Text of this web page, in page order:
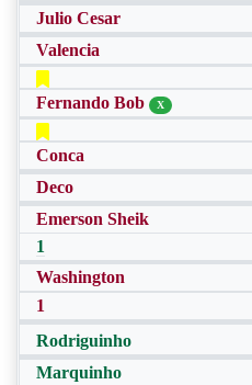
Julio Cesar
Valencia
Fernando Bob X
Conca
Deco
Emerson Sheik
1
Washington
1
Rodriguinho
Marquinho